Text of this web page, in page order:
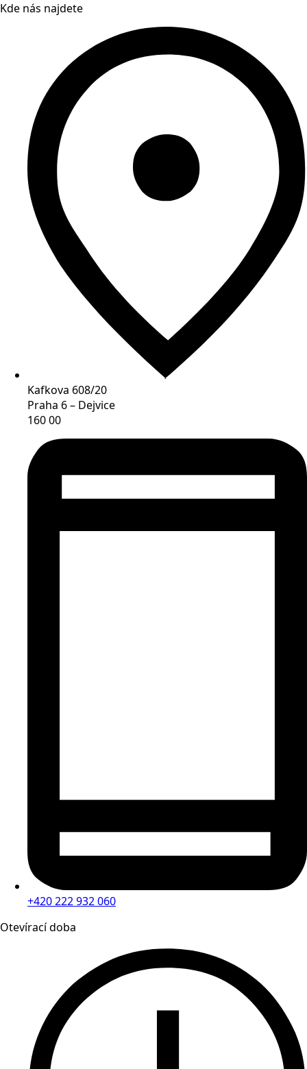
Kde nás najdete
Kafkova 608/20
Praha 6 – Dejvice
160 00
+420 222 932 060
Otevírací doba